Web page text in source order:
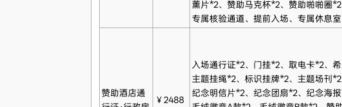
薰片*2、赞助马克杯*2、赞助啪啪圈
专属核验通道、提前入场、专属休息
赞助酒店通
￥2488
入场通行证*2、门挂*2、取电卡*2、
主题挂绳*2、标识挂牌*2、主题场刊
纪念明信片*2、纪念团扇*2、纪念海